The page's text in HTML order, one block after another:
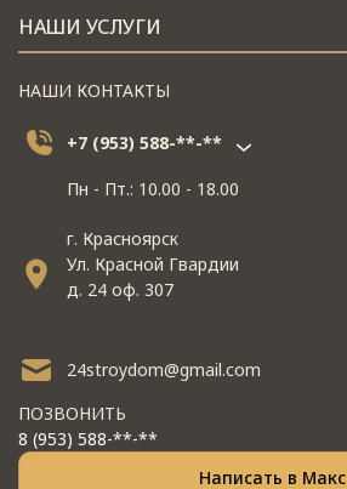
НАШИ УСЛУГИ
НАШИ КОНТАКТЫ
+7 (953) 588-**-**
Пн - Пт.: 10.00 - 18.00
г. Красноярск
Ул. Красной Гвардии
д. 24 оф. 307
24stroydom@gmail.com
ПОЗВОНИТЬ
8 (953) 588-**-**
Написать в Макс